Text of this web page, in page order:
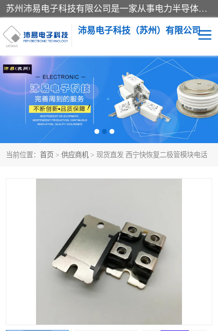
苏州沛易电子科技有限公司是一家从事电力半导体器件和电子元器件的专业代理及分销商，产品包括：IGBT模块、IPM模块、PIM模块、二极管、三极管、可控硅、整流桥、IGBT单管、IGBT电路驱动板、GTR达林顿模块、快恢复二极管、肖特基二极管、熔断器、IC集成电路、快速熔断器等。
沛易电子科技（苏州）有限公司
当前位置： 首页 > 供应商机 > 现货直发 西宁快恢复二极管模块电话
西门康 英飞凌
快恢复二极管 英飞凌IGBT模块
英飞凌可控硅模块 IXYS艾赛斯可控硅
SEMIKRON西门康IGBT SEMIKRON西门康可控硅
模块
SEMIKRON西门康二极管 BUSSMANN巴斯曼熔断